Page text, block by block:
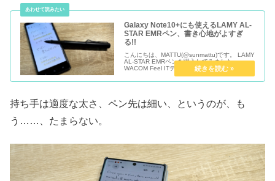
Galaxy Note10+にも使えるLAMY AL-
STAR EMRペン、書き心地がよすぎ
る!!
こんにちは、MATTU(@sunmattu)です。 LAMY
AL-STAR EMRペンを購入してみました。
WACOM Feel ITテクノロジーに対応したペン
で、Galaxy Note10+をはじめとしたGalaxyの
ペン対応デバイスな...
持ち手は適度な太さ、ペン先は細い、というのが、も
う……、たまらない。